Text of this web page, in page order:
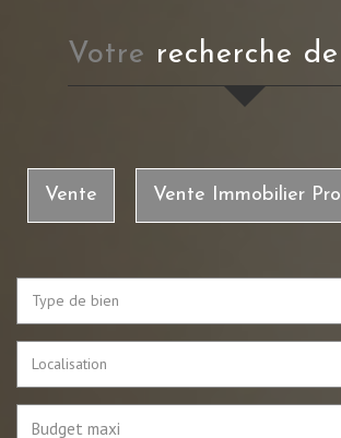
votre recherche
Vente Vente Immobilier
Type de bien
Localisation